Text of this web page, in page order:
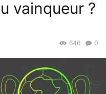
vainqueur ?
0
646